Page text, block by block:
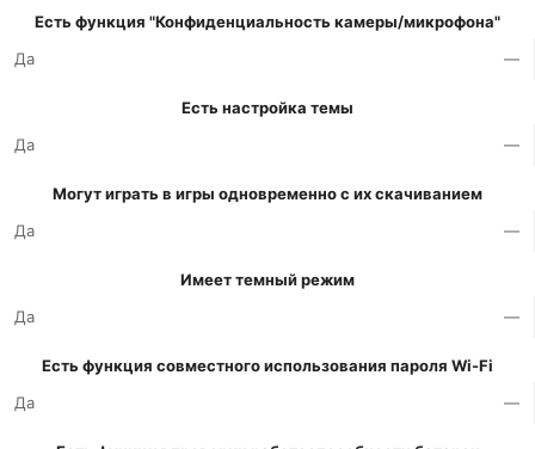
Есть функция "Конфиденциальность камеры/микрофона"
Да
—
Есть настройка темы
Да
—
Могут играть в игры одновременно с их скачиванием
Да
—
Имеет темный режим
Да
—
Есть функция совместного использования пароля Wi-Fi
Да
—